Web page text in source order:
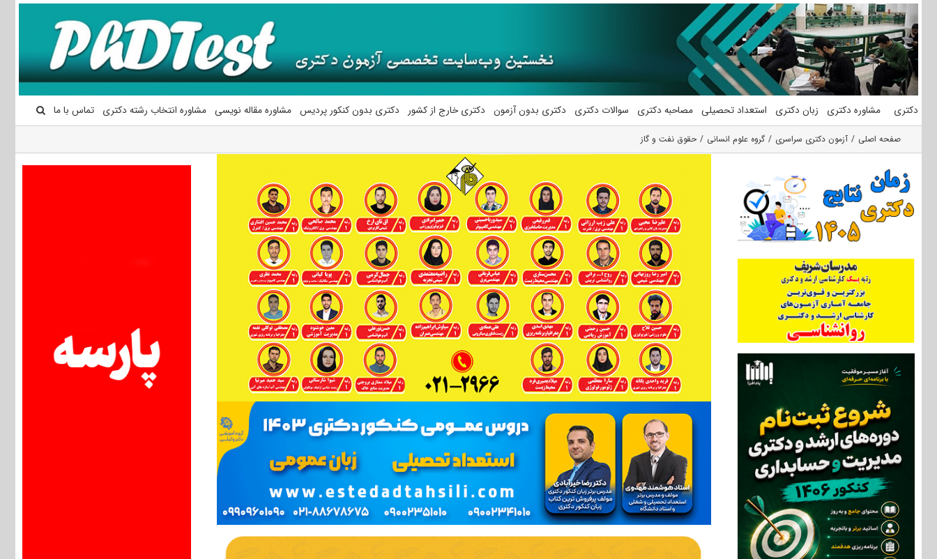
محتوا
دکتری مشاوره دکتری زبان دکتری استعداد تحصیلی مصاحبه دکتری سوالات دکتری دکتری بدون آزمون دکتری خارج از کشور دکتری بدون کنکور پردیس مشاوره مقاله نویسی مشاوره انتخاب رشته دکتری تماس با ما
صفحه اصلی آزمون دکتری سراسری گروه علوم انسانی حقوق نفت و گاز